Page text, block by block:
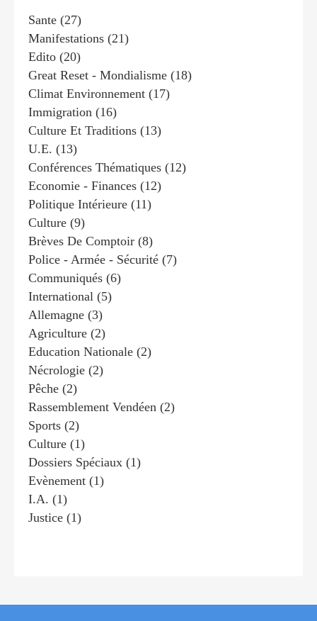
Sante (27)
Manifestations (21)
Edito (20)
Great Reset - Mondialisme (18)
Climat Environnement (17)
Immigration (16)
Culture Et Traditions (13)
U.e. (13)
Conférences Thématiques (12)
Economie - Finances (12)
Politique Intérieure (11)
Culture (9)
Brèves De Comptoir (8)
Police - Armée - Sécurité (7)
Communiqués (6)
International (5)
Allemagne (3)
Agriculture (2)
Education Nationale (2)
Nécrologie (2)
Pêche (2)
Rassemblement Vendéen (2)
Sports (2)
Culture (1)
Dossiers Spéciaux (1)
Evènement (1)
I.a. (1)
Justice (1)